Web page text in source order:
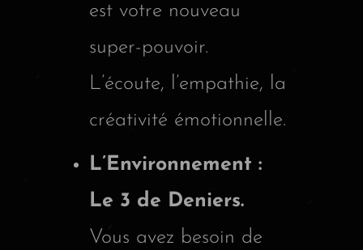
est votre nouveau
super-pouvoir.
L’écoute, l’empathie, la
créativité émotionnelle.
L’Environnement :
Le 3 de Deniers.
Vous avez besoin de